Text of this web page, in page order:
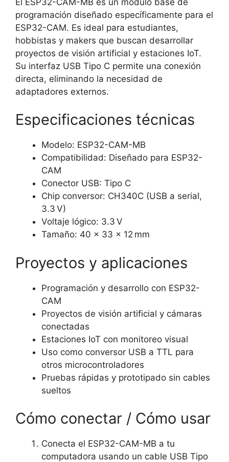
programación diseñado específicamente para el
ESP32-CAM. Es ideal para estudiantes,
hobbistas y makers que buscan desarrollar
proyectos de visión artificial y estaciones IoT.
Su interfaz USB Tipo C permite una conexión
directa, eliminando la necesidad de
adaptadores externos.
Especificaciones técnicas
Modelo: ESP32-CAM-MB
Compatibilidad: Diseñado para ESP32-
CAM
Conector USB: Tipo C
Chip conversor: CH340C (USB a serial,
3.3 V)
Voltaje lógico: 3.3 V
Tamaño: 40 × 33 × 12 mm
Proyectos y aplicaciones
Programación y desarrollo con ESP32-
CAM
Proyectos de visión artificial y cámaras
conectadas
Estaciones IoT con monitoreo visual
Uso como conversor USB a TTL para
otros microcontroladores
Pruebas rápidas y prototipado sin cables
sueltos
Cómo conectar / Cómo usar
Conecta el ESP32-CAM-MB a tu
computadora usando un cable USB Tipo